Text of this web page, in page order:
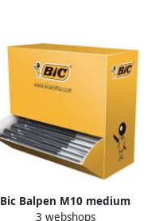
Bic Balpen M10 medium
zwart doos Ã 90 10 gratis
3 webshops